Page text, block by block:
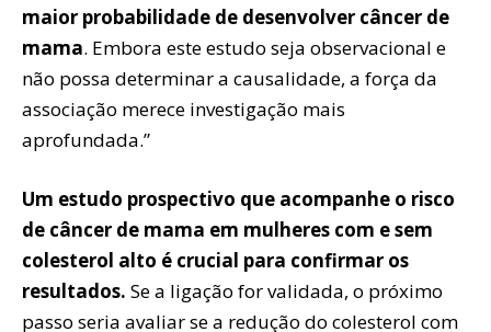
maior probabilidade de desenvolver câncer de
mama. Embora este estudo seja observacional e
não possa determinar a causalidade, a força da
associação merece investigação mais
aprofundada.”
Um estudo prospectivo que acompanhe o risco
de câncer de mama em mulheres com e sem
colesterol alto é crucial para confirmar os
resultados. Se a ligação for validada, o próximo
passo seria avaliar se a redução do colesterol com